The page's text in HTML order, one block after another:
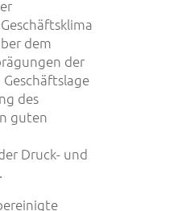
dem
der
des
guten
Druck- und